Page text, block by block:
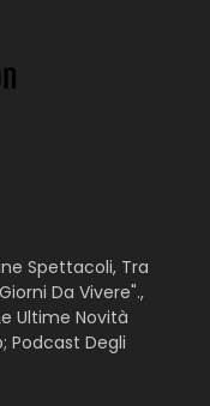
Spettacoli, Tra
Da Vivere".,
Ultime Novità
Podcast Degli